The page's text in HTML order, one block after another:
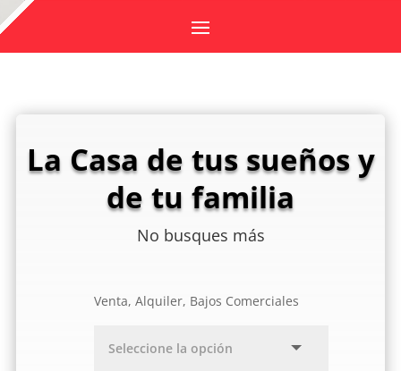
La Casa de tus sueños y
de tu familia
No busques más
Venta, Alquiler, Bajos Comerciales